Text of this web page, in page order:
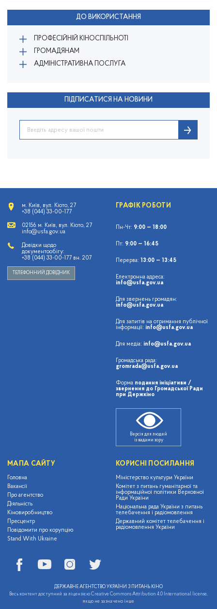
ДО ВИКОРИСТАННЯ
ПРОФЕСІЙНІЙ КІНОСПІЛЬНОТІ
ГРОМАДЯНАМ
АДМІНІСТРАТИВНА ПОСЛУГА
ПІДПИСАТИСЯ НА НОВИНИ
м. Київ, вул. Кіото, 27
+38 (044) 33-00-177
02156 м. Київ, вул. Кіото, 27
info@usfa.gov.ua
Довідки щодо
документообігу:
+38 (044) 33-00-177 вн. 207
ТЕЛЕФОННИЙ ДОВІДНИК
ГРАФІК РОБОТИ
Пн-Чт: 9:00 — 18:00
Пт: 9:00 — 16:45
Перерва: 13:00 — 13:45
Електронна адреса:
info@usfa.gov.ua
Для звернень громадян:
info@usfa.gov.ua
Для запитів на отримання публічної
інформації: info@usfa.gov.ua
Для медіа: info@usfa.gov.ua
Громадська рада:
gromrada@usfa.gov.ua
Форма подання ініціативи /
звернення до Громадської Ради
при Держкіно
Версія для людей
із вадами зору
МАПА САЙТУ
Головна
Вакансії
Про агентство
Діяльність
Кіновиробництво
Пресцентр
Повідомити про корупцію
Stand With Ukraine
КОРИСНІ ПОСИЛАННЯ
Міністерство культури України
Комітет з питань гуманітарної та
інформаційної політики Верховної
Ради України
Національна рада України з питань
телебачення і радіомовлення
Державний комітет телебачення і
радіомовлення України
ДЕРЖАВНЕ АГЕНТСТВО УКРАЇНИ З ПИТАНЬ КІНО
Весь контент доступний за ліцензією Creative Commons Attribution 4.0 International license,
якщо не зазначено інше